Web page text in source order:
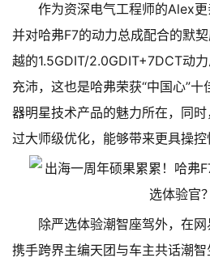
作为资深电气工程师的Alex更
并对哈弗F7的动力总成配合的默
越的1.5GDIT/2.0GDIT+7DCT动
充沛，这也是哈弗荣获“中国心”
器明星技术产品的魅力所在，同
过大师级优化，能够带来更具操控
除严选体验潮智座驾外，在
携手跨界主编天团与车主共话潮